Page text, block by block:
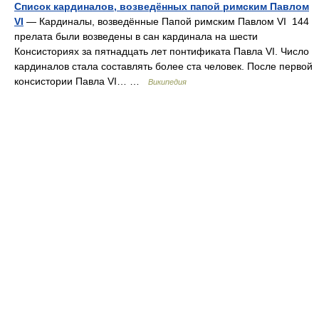
Список кардиналов, возведённых папой римским Павлом
VI — Кардиналы, возведённые Папой римским Павлом VI 144
прелата были возведены в сан кардинала на шести
Консисториях за пятнадцать лет понтификата Павла VI. Число
кардиналов стала составлять более ста человек. После первой
консистории Павла VI… …
Википедия